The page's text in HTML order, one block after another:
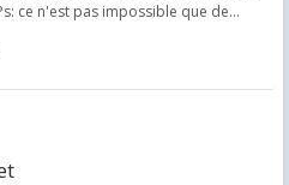
ce n'est pas impossible que de...